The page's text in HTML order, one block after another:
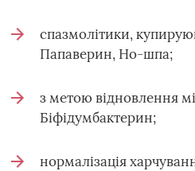
спазмолітики,
Папаверин, Но-шпа;
з метою відновлення
Біфідумбактерин;
нормалізація